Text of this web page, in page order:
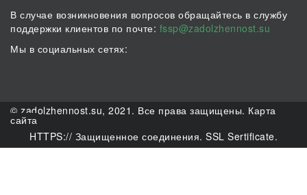
В случае возникновения вопросов обращайтесь в службу
поддержки клиентов по почте: fssp@zadolzhennost.su
Мы в социальных сетях:
© zadolzhennost.su, 2021. Все права защищены. Карта
сайта
HTTPS:// Защищенное соединения. SSL Sertificate.